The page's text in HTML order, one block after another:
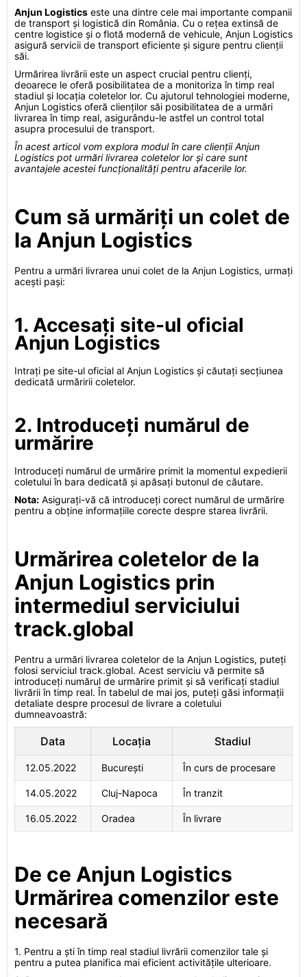
Anjun Logistics este una dintre cele mai importante companii
de transport și logistică din România. Cu o rețea extinsă de
centre logistice și o flotă modernă de vehicule, Anjun Logistics
asigură servicii de transport eficiente și sigure pentru clienții
săi.
Urmărirea livrării este un aspect crucial pentru clienți,
deoarece le oferă posibilitatea de a monitoriza în timp real
stadiul și locația coletelor lor. Cu ajutorul tehnologiei moderne,
Anjun Logistics oferă clienților săi posibilitatea de a urmări
livrarea în timp real, asigurându-le astfel un control total
asupra procesului de transport.
În acest articol vom explora modul în care clienții Anjun
Logistics pot urmări livrarea coletelor lor și care sunt
avantajele acestei funcționalități pentru afacerile lor.
Cum să urmăriți un colet de
la Anjun Logistics
Pentru a urmări livrarea unui colet de la Anjun Logistics, urmați
acești pași:
1. Accesați site-ul oficial
Anjun Logistics
Intrați pe site-ul oficial al Anjun Logistics și căutați secțiunea
dedicată urmăririi coletelor.
2. Introduceți numărul de
urmărire
Introduceți numărul de urmărire primit la momentul expedierii
coletului în bara dedicată și apăsați butonul de căutare.
Nota: Asigurați-vă că introduceți corect numărul de urmărire
pentru a obține informațiile corecte despre starea livrării.
Urmărirea coletelor de la
Anjun Logistics prin
intermediul serviciului
track.global
Pentru a urmări livrarea coletelor de la Anjun Logistics, puteți
folosi serviciul track.global. Acest serviciu vă permite să
introduceți numărul de urmărire primit și să verificați stadiul
livrării în timp real. În tabelul de mai jos, puteți găsi informații
detaliate despre procesul de livrare a coletului
dumneavoastră:
Data Locația Stadiul
12.05.2022 București În curs de procesare
14.05.2022 Cluj-Napoca În tranzit
16.05.2022 Oradea În livrare
De ce Anjun Logistics
Urmărirea comenzilor este
necesară
1. Pentru a ști în timp real stadiul livrării comenzilor tale și
pentru a putea planifica mai eficient activitățile ulterioare.